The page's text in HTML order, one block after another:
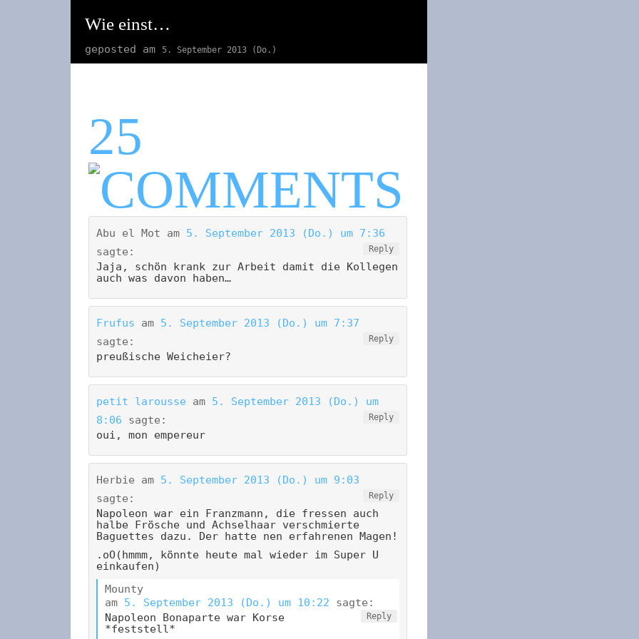
Wie einst…
geposted am 5. September 2013 (Do.)
25
Abu el Mot am 5. September 2013 (Do.) um 7:36
sagte:
Reply
Jaja, schön krank zur Arbeit damit die Kollegen
auch was davon haben…
Frufus am 5. September 2013 (Do.) um 7:37
sagte:
Reply
preußische Weicheier?
petit larousse am 5. September 2013 (Do.) um
8:06
sagte: Reply
oui, mon empereur
Herbie am 5. September 2013 (Do.) um 9:03
sagte:
Reply
Napoleon war ein Franzmann, die fressen auch
halbe Frösche und Achselhaar verschmierte
Baguettes dazu. Der hatte nen erfahrenen Magen!
.oO(hmmm, könnte heute mal wieder im Super U
einkaufen)
Mounty
am 5. September 2013 (Do.) um 10:22 sagte:
Reply
Napoleon Bonaparte war Korse
*feststell*